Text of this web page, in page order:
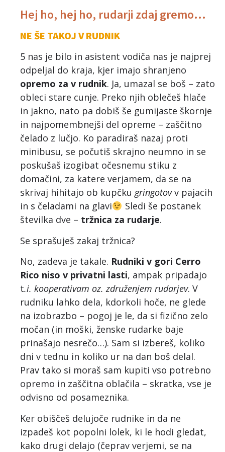
Hej ho, hej ho, rudarji zdaj gremo…
NE ŠE TAKOJ V RUDNIK
5 nas je bilo in asistent vodiča nas je najprej
odpeljal do kraja, kjer imajo shranjeno
opremo za v rudnik. Ja, umazal se boš – zato
obleci stare cunje. Preko njih oblečeš hlače
in jakno, nato pa dobiš še gumijaste škornje
in najpomembnejši del opreme – zaščitno
čelado z lučjo. Ko paradiraš nazaj proti
minibusu, se počutiš skrajno neumno in se
poskušaš izogibat očesnemu stiku z
domačini, za katere verjamem, da se na
skrivaj hihitajo ob kupčku gringotovv pajacih
in s čeladami na glavi
Sledi še postanek
številka dve – tržnica za rudarje.
Se sprašuješ zakaj tržnica?
No, zadeva je takale. Rudniki v gori Cerro
Rico niso v privatni lasti, ampak pripadajo
t.i. kooperativam oz. združenjem rudarjev. V
rudniku lahko dela, kdorkoli hoče, ne glede
na izobrazbo – pogoj je le, da si fizično zelo
močan (in moški, ženske rudarke baje
prinašajo nesrečo…). Sam si izbereš, koliko
dni v tednu in koliko ur na dan boš delal.
Prav tako si moraš sam kupiti vso potrebno
opremo in zaščitna oblačila – skratka, vse je
odvisno od posameznika.
Ker obiščeš delujoče rudnike in da ne
izpadeš kot popolni lolek, ki le hodi gledat,
kako drugi delajo (čeprav verjemi, se na